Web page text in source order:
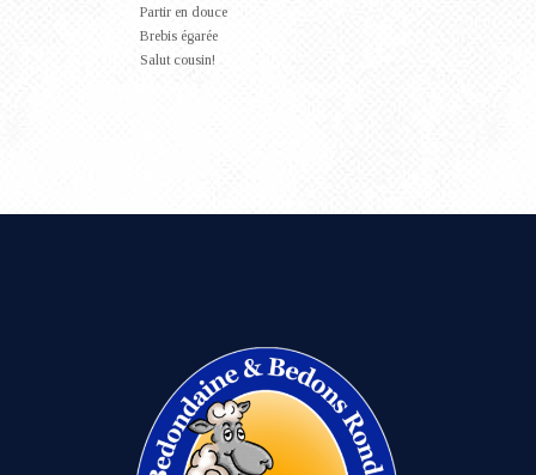
Partir en douce
Brebis égarée
Salut cousin!